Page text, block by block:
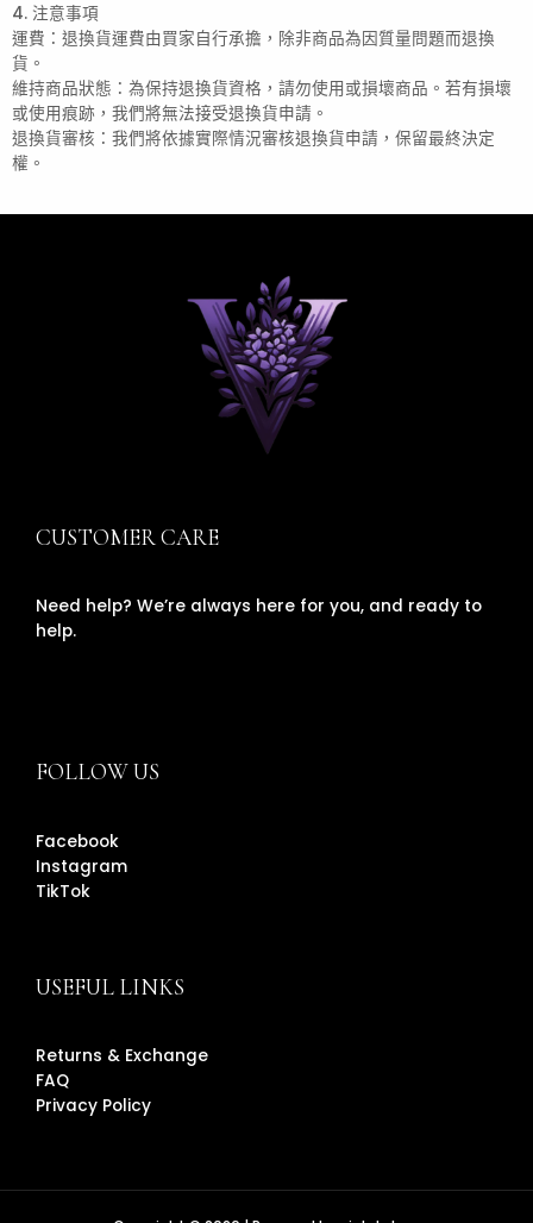
4. 注意事項
運費：退換貨運費由買家自行承擔，除非商品為因質量問題而退換
貨。
維持商品狀態：為保持退換貨資格，請勿使用或損壞商品。若有損壞
或使用痕跡，我們將無法接受退換貨申請。
退換貨審核：我們將依據實際情況審核退換貨申請，保留最終決定
權。
CUSTOMER CARE
Need help? We’re always here for you, and ready to
help.
FOLLOW US
Facebook
Instagram
TikTok
USEFUL LINKS
Returns & Exchange
FAQ
Privacy Policy